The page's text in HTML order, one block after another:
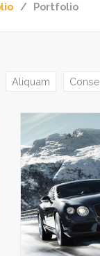
Portfolio
Aliquam